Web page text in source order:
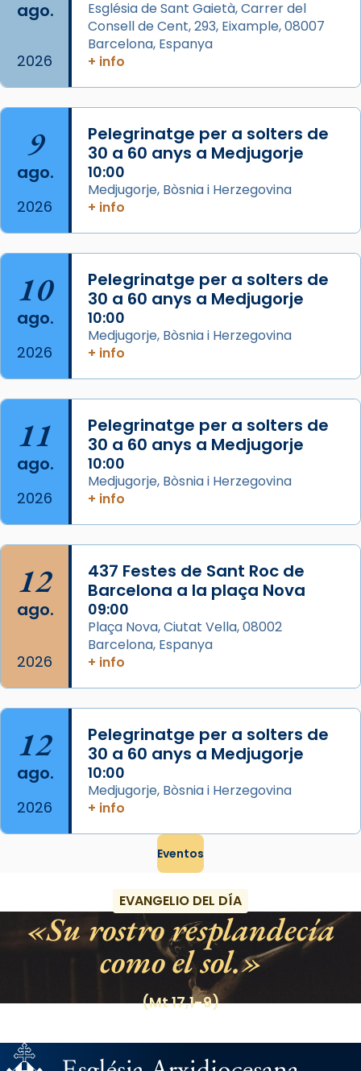
partir de l’Edat Mitjana sorgeix la tradició
que les santes Juliana (“relatiu a Júlia”) i
Semproniana (“relatiu a Semprònia =
eterna”) són deixebles seves. I l’any 1667, el
frare Joan Gaspar Roig, afirma en una obra
que les santes són filles de l’antiga Iluro.
Mataró en reivindicarà les relíq
...Ver más
Foto
View on Facebook · Share
Jaume, fill de Zebedeu, és juntament amb el
seu germà Joan i Pere un dels que
acompanyava més de prop Jesús.
Segons el llibre dels Fets (12,2) fou el primer
apòstol màrtir, decapitat a Jerusalem per
Herodes Agripa (vers l'any 44).
Patró de Galícia, després de les invasions
musulmanes fou venerat com a patró dels
Regnes castellans i més tard de tota
Espanya.
View on Facebook · Share
ago.
2026
Església de Sant Gaietà, Carrer del
Consell de Cent, 293, Eixample, 08007
Barcelona, Espanya
+ info
9
ago.
2026
Pelegrinatge per a solters de
30 a 60 anys a Medjugorje
10:00
Medjugorje, Bòsnia i Herzegovina
+ info
10
ago.
2026
Pelegrinatge per a solters de
30 a 60 anys a Medjugorje
10:00
Medjugorje, Bòsnia i Herzegovina
+ info
11
ago.
2026
Pelegrinatge per a solters de
30 a 60 anys a Medjugorje
10:00
Medjugorje, Bòsnia i Herzegovina
+ info
12
ago.
2026
437 Festes de Sant Roc de
Barcelona a la plaça Nova
09:00
Plaça Nova, Ciutat Vella, 08002
Barcelona, Espanya
+ info
12
ago.
2026
Pelegrinatge per a solters de
30 a 60 anys a Medjugorje
10:00
Medjugorje, Bòsnia i Herzegovina
+ info
Eventos
EVANGELIO DEL DÍA
Su rostro resplandecía
como el sol.
(Mt 17,1-9)